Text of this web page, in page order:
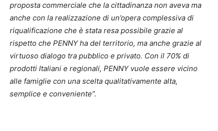
proposta commerciale che la cittadinanza non aveva ma
anche con la realizzazione di un’opera complessiva di
riqualificazione che è stata resa possibile grazie al
rispetto che PENNY ha del territorio, ma anche grazie al
virtuoso dialogo tra pubblico e privato. Con il 70% di
prodotti Italiani e regionali, PENNY vuole essere vicino
alle famiglie con una scelta qualitativamente alta,
semplice e conveniente”.